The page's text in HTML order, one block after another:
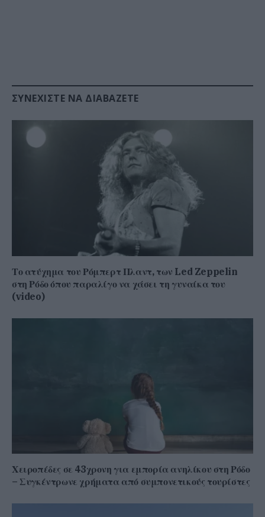
ΣΥΝΕΧΊΣΤΕ ΝΑ ΔΙΑΒΆΖΕΤΕ
Το ατύχημα του Ρόμπερτ Πλαντ, των Led Zeppelin
στη Ρόδο όπου παραλίγο να χάσει τη γυναίκα του
(video)
Χειροπέδες σε 43χρονη για εμπορία ανηλίκου στη Ρόδο
– Συγκέντρωνε χρήματα από συμπονετικούς τουρίστες